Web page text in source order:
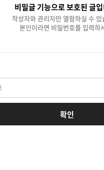
비밀글 기능으로 보호된 글
작성자와 관리자만 열람하실 수
본인이라면 비밀번호를 입력하